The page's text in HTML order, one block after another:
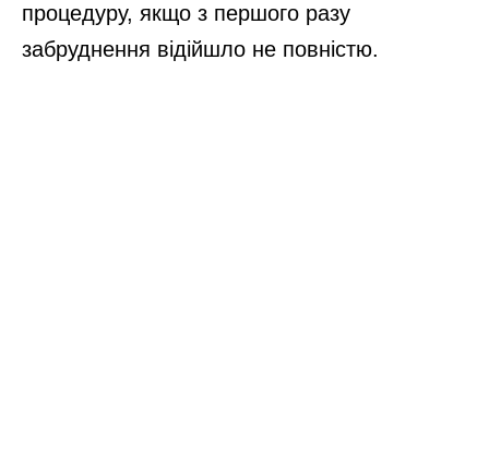
процедуру, якщо з першого разу
забруднення відійшло не повністю.